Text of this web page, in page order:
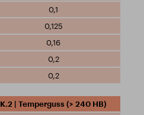
0,1
0,125
0,16
0,2
0,2
K.2 | Temperguss (> 240 HB)